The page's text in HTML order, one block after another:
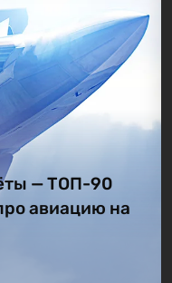
— ТОП-90
авиацию на